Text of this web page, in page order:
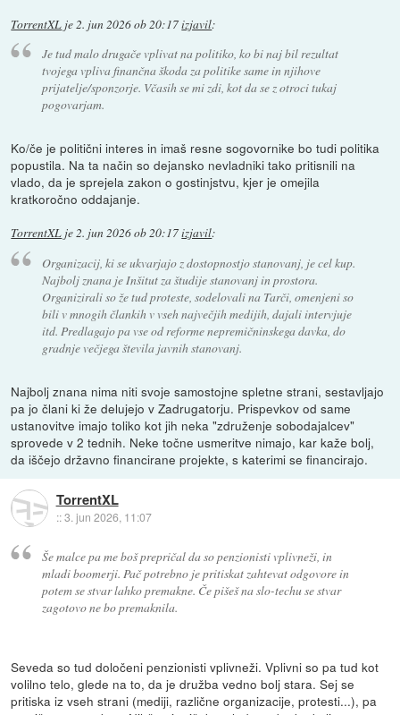
TorrentXL je2. jun 2026 ob 20:17izjavil:
Je tud malo drugače vplivat na politiko, ko bi naj bil rezultat
tvojega vpliva finančna škoda za politike same in njihove
prijatelje/sponzorje. Včasih se mi zdi, kot da se z otroci tukaj
pogovarjam.
Ko/če je politični interes in imaš resne sogovornike bo tudi politika
popustila. Na ta način so dejansko nevladniki tako pritisnili na
vlado, da je sprejela zakon o gostinjstvu, kjer je omejila
kratkoročno oddajanje.
TorrentXL je2. jun 2026 ob 20:17izjavil:
Organizacij, ki se ukvarjajo z dostopnostjo stanovanj, je cel kup.
Najbolj znana je Inšitut za študije stanovanj in prostora.
Organizirali so že tud proteste, sodelovali na Tarči, omenjeni so
bili v mnogih člankih v vseh največjih medijih, dajali intervjuje
itd. Predlagajo pa vse od reforme nepremičninskega davka, do
gradnje večjega števila javnih stanovanj.
Najbolj znana nima niti svoje samostojne spletne strani, sestavljajo
pa jo člani ki že delujejo v Zadrugatorju. Prispevkov od same
ustanovitve imajo toliko kot jih neka "združenje sobodajalcev"
sprovede v 2 tednih. Neke točne usmeritve nimajo, kar kaže bolj,
da iščejo državno financirane projekte, s katerimi se financirajo.
TorrentXL
::3. jun 2026, 11:07
Še malce pa me boš prepričal da so penzionisti vplivneži, in
mladi boomerji. Pač potrebno je pritiskat zahtevat odgovore in
potem se stvar lahko premakne. Če pišeš na slo-techu se stvar
zagotovo ne bo premaknila.
Seveda so tud določeni penzionisti vplivneži. Vplivni so pa tud kot
volilno telo, glede na to, da je družba vedno bolj stara. Sej se
pritiska iz vseh strani (mediji, različne organizacije, protesti...), pa